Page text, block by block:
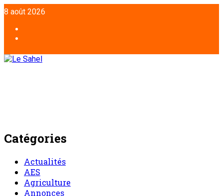
8 août 2026
Catégories
Actualités
AES
Agriculture
Annonces